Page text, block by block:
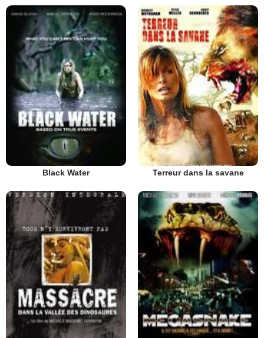
Black Water Terreur dans la savane